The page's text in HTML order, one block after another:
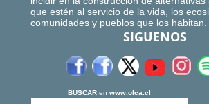
que estén al servicio de la vida, los
comunidades y pueblos que los habitan.
SIGUENOS
BUSCAR en www.olca.cl